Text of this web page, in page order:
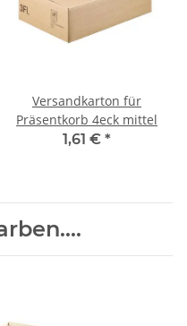
Versandkarton für
Präsentkorb 4eck mittel
1,61 € *